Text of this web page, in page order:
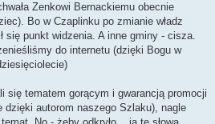
Zenkowi Bernackiemu obecnie
Bo w Czaplinku po zmianie władz
się punkt widzenia. A inne gminy - cisza.
do internetu (dzięki Bogu w
się tematem gorącym i gwarancją promocji
dzięki autorom naszego Szlaku), nagle